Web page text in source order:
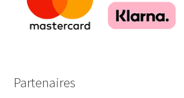
Partenaires